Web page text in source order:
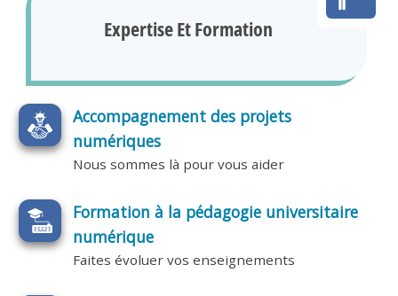
Expertise Et Formation
Accompagnement des projets
numériques
Nous sommes là pour vous aider
Formation à la pédagogie universitaire
numérique
Faites évoluer vos enseignements